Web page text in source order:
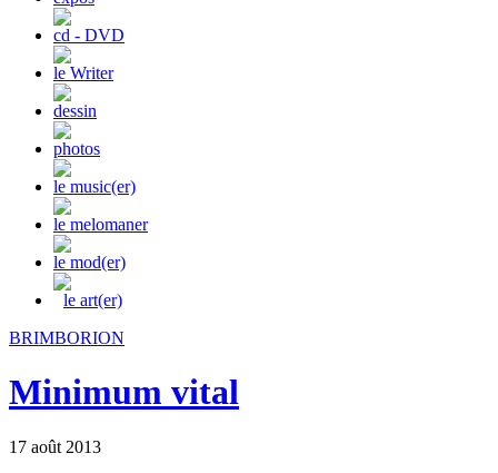
cd - DVD
le Writer
dessin
photos
le music(er)
le melomaner
le mod(er)
le art(er)
BRIMBORION
Minimum vital
17 août 2013